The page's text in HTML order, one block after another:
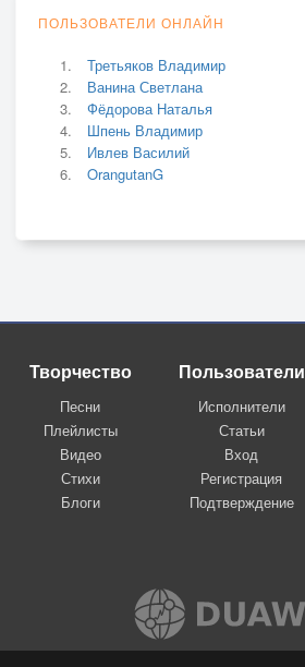
ПОЛЬЗОВАТЕЛИ ОНЛАЙН
Третьяков Владимир
Ванина Светлана
Фёдорова Наталья
Шпень Владимир
Ивлев Василий
OrangutanG
Творчество
Песни
Плейлисты
Видео
Стихи
Блоги
Пользователи
Исполнители
Статьи
Вход
Регистрация
Подтверждение